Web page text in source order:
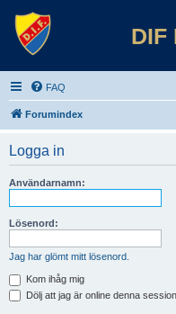
DIF
FAQ
Forumindex
Logga in
Användarnamn:
Lösenord:
Jag har glömt mitt lösenord.
Kom ihåg mig
Dölj att jag är online denna session.